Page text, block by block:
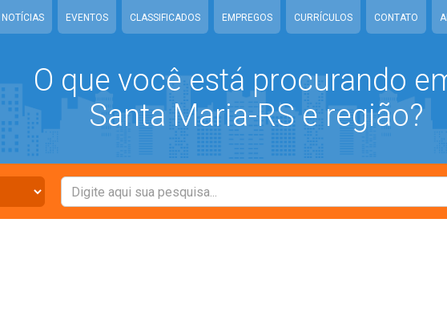
NOTÍCIAS EVENTOS CLASSIFICADOS EMPREGOS CURRÍCULOS CONTATO
O que você está procurando
Santa Maria-RS e região?